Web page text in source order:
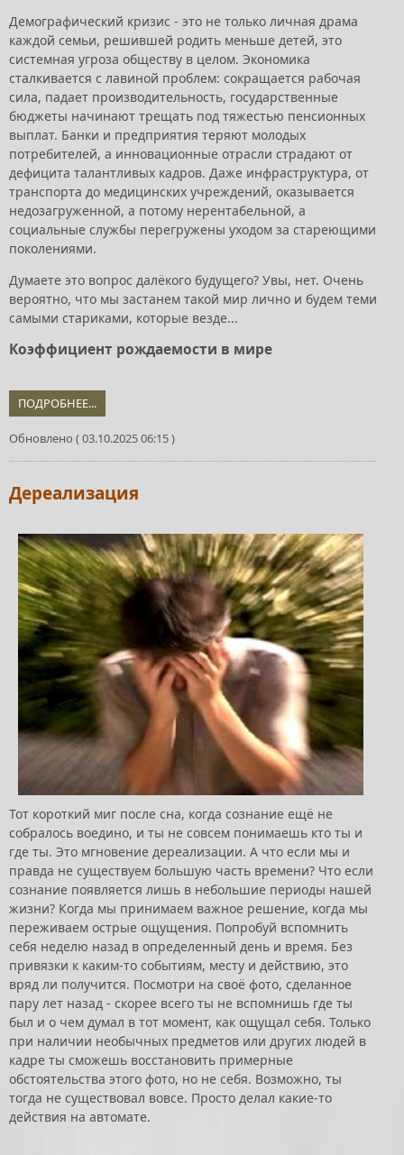
Демографический кризис - это не только личная драма
каждой семьи, решившей родить меньше детей, это
системная угроза обществу в целом. Экономика
сталкивается с лавиной проблем: сокращается рабочая
сила, падает производительность, государственные
бюджеты начинают трещать под тяжестью пенсионных
выплат. Банки и предприятия теряют молодых
потребителей, а инновационные отрасли страдают от
дефицита талантливых кадров. Даже инфраструктура, от
транспорта до медицинских учреждений, оказывается
недозагруженной, а потому нерентабельной, а
социальные службы перегружены уходом за стареющими
поколениями.
Думаете это вопрос далёкого будущего? Увы, нет. Очень
вероятно, что мы застанем такой мир лично и будем теми
самыми стариками, которые везде...
Коэффициент рождаемости в мире
ПОДРОБНЕЕ...
Обновлено ( 03.10.2025 06:15 )
Дереализация
Тот короткий миг после сна, когда сознание ещё не
собралось воедино, и ты не совсем понимаешь кто ты и
где ты. Это мгновение дереализации. А что если мы и
правда не существуем большую часть времени? Что если
сознание появляется лишь в небольшие периоды нашей
жизни? Когда мы принимаем важное решение, когда мы
переживаем острые ощущения. Попробуй вспомнить
себя неделю назад в определенный день и время. Без
привязки к каким-то событиям, месту и действию, это
вряд ли получится. Посмотри на своё фото, сделанное
пару лет назад - скорее всего ты не вспомнишь где ты
был и о чем думал в тот момент, как ощущал себя. Только
при наличии необычных предметов или других людей в
кадре ты сможешь восстановить примерные
обстоятельства этого фото, но не себя. Возможно, ты
тогда не существовал вовсе. Просто делал какие-то
действия на автомате.